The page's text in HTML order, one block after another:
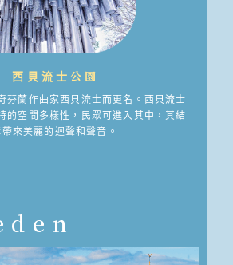
西貝流士公園
芬蘭作曲家西貝流士而更名。西貝流士
的空間多樣性，民眾可進入其中，其結
來美麗的迴聲和聲音。